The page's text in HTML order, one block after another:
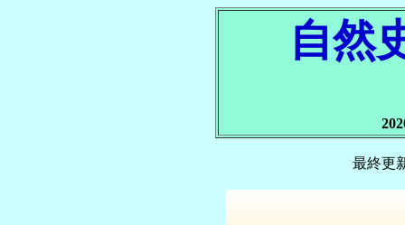
自然
最終更